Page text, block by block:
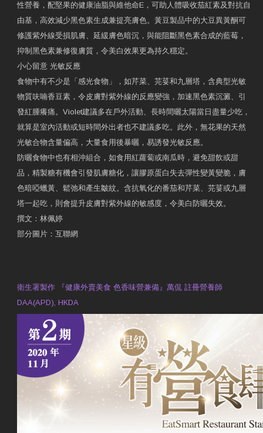
性營養，配堅果的健康油脂與維他命E，可助人體吸收茄紅素及對抗自
由基，高效減少黑色素生成兼提亮膚色。黃豆製品中的大豆異黃酮可
修護紫外線受損肌膚、延緩膚色暗沉，與能阻斷黑色素合成的藍莓，
抑制黑色素兼修復膚質，令美白效果更為持久穩定。
小心留意 光敏反應
食物中有不少是「感光食物」，如芹菜、芫荽和九層塔，含典型光敏
物質呋喃香豆素，令皮膚對紫外線的反應變強，加速黑色素沉澱、引
發紅腫癢痛。Violet建議多在戶外活動、長時間曬太陽當日盡量少吃，
就算是室內活動或短時間外出者也不建議多吃。此外，無花果的天然
光敏合物含量偏高，大量食用後暴曬，易誘發光敏反應。
防曬食物中也有相沖組合，如食用紅蘿蔔或南瓜時，避免甜飲或甜
品，精製糖有機會引發肌膚糖化，讓膠原蛋白失去彈性變黃變脆，膚
色暗啞蠟黃、鬆弛和產生皺紋。含抗氧化的番茄和芹菜、芫荽或九層
塔一起吃，則會提升皮膚對紫外線的敏感度，令美白防曬失效。
撰文：林佩婷
部分圖片：互聯網
衛生署製作 『健康外賣美食 色香味營兼備』萬侃 註冊營養師
DAA(APD), HKDA